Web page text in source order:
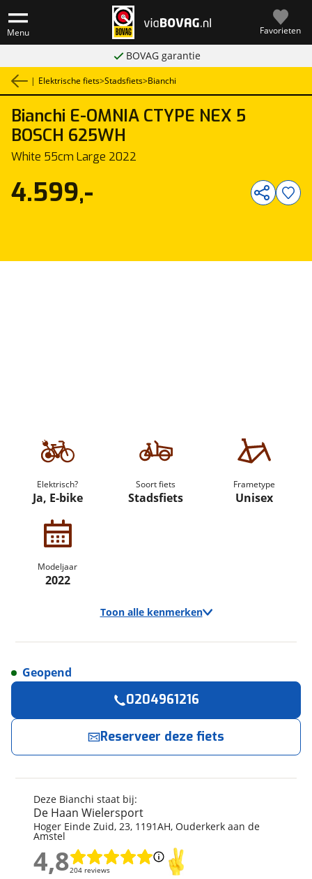
Menu Favorieten
BOVAG garantie
| Elektrische fiets>Stadsfiets>Bianchi
Bianchi E-OMNIA CTYPE NEX 5
BOSCH 625WH
White 55cm Large 2022
Elektrisch?
Ja, E-bike
Soort fiets
Stadsfiets
Frametype
Unisex
Modeljaar
2022
Toon alle kenmerken
E-OMNIA CTYPE NEX 5
Frametype
Framehoogte
55 cm
Nieuw of occasion
4.599,-
Deze Bianchi staat bij:
De Haan Wielersport
Hoger Einde Zuid, 23, 1191AH, Ouderkerk aan de
Amstel
4,8204 reviews
4,8
Geopend
0204961216
Reserveer deze fiets
Reserveernu!
De Haan Wielersport neemt snel contact met je
Naam
E-mailadres